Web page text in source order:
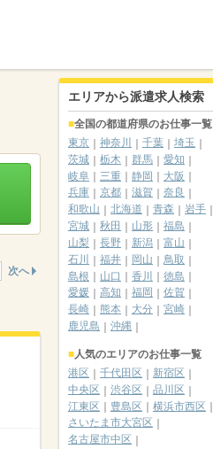
次へ
エリアから派遣求人検索
全国の都道府県のお仕事一覧
東京
神奈川 千葉
埼玉
茨城
栃木 群馬
愛知
岐阜
三重 静岡
大阪
兵庫
京都 滋賀
奈良
和歌山
北海道 青森
岩手
宮城
秋田 山形
福島
山梨
長野 新潟
富山
石川
福井 岡山
鳥取
島根
山口 香川
徳島
愛媛
高知 福岡
佐賀
長崎
熊本 大分
宮崎
鹿児島
沖縄
人気のエリアのお仕事一覧
港区
千代田区
新宿区
中央区
渋谷区
品川区
江東区
豊島区
横浜市西区
さいたま市大宮区
名古屋市中区